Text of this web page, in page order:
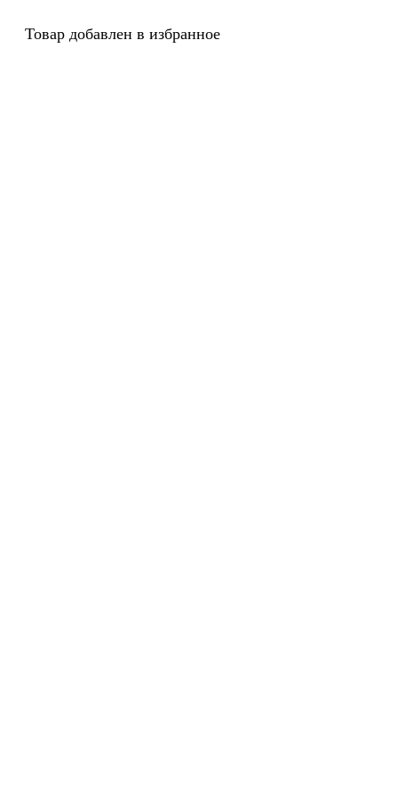
Товар добавлен в избранное